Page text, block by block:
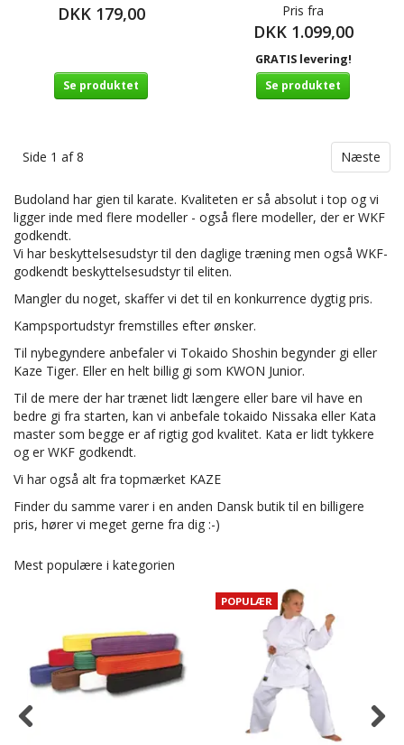
DKK 179,00
Se produktet
Pris fra
DKK 1.099,00
GRATIS levering!
Se produktet
Side 1 af 8 Næste
Budoland har gien til karate. Kvaliteten er så absolut i top og vi
ligger inde med flere modeller - også flere modeller, der er WKF
godkendt.
Vi har beskyttelsesudstyr til den daglige træning men også WKF-
godkendt beskyttelsesudstyr til eliten.
Mangler du noget, skaffer vi det til en konkurrence dygtig pris.
Kampsportudstyr fremstilles efter ønsker.
Til nybegyndere anbefaler vi Tokaido Shoshin begynder gi eller
Kaze Tiger. Eller en helt billig gi som KWON Junior.
Til de mere der har trænet lidt længere eller bare vil have en
bedre gi fra starten, kan vi anbefale tokaido Nissaka eller Kata
master som begge er af rigtig god kvalitet. Kata er lidt tykkere
og er WKF godkendt.
Vi har også alt fra topmærket KAZE
Finder du samme varer i en anden Dansk butik til en billigere
pris, hører vi meget gerne fra dig :-)
Mest populære i kategorien
POPULÆR